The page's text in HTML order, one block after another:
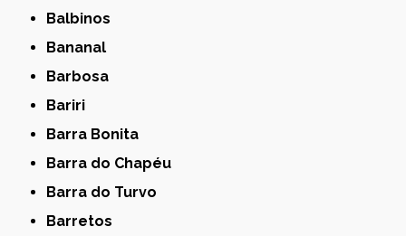
Balbinos
Bananal
Barbosa
Bariri
Barra Bonita
Barra do Chapéu
Barra do Turvo
Barretos